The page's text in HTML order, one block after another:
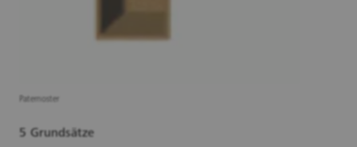
Paternoster
5 Grundsätze